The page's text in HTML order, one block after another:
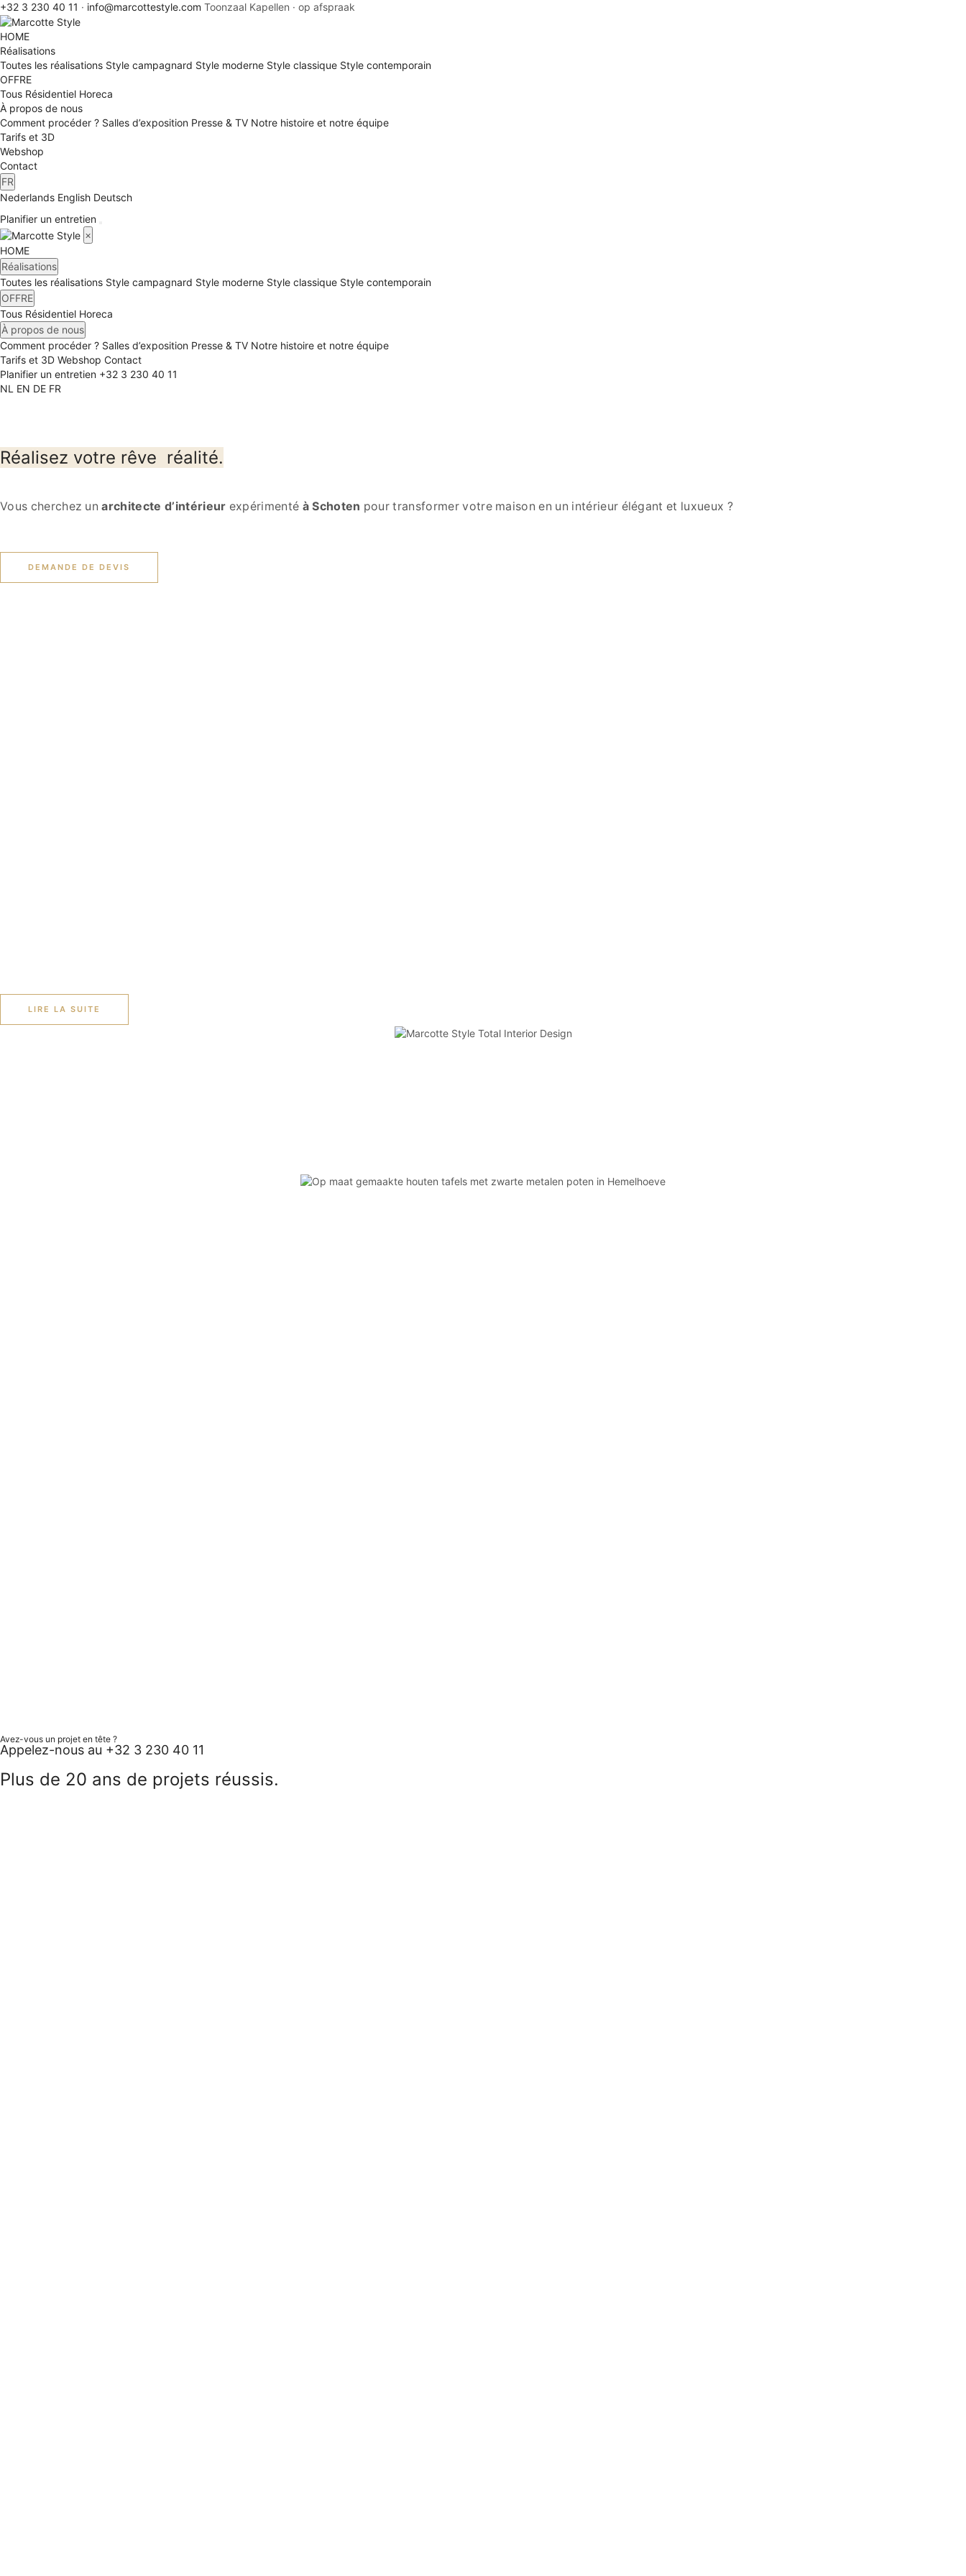
+32 3 230 40 11 · info@marcottestyle.com Toonzaal Kapellen · op afspraak
HOME
Réalisations
Toutes les réalisations Style campagnard Style moderne Style classique Style contemporain
OFFRE
Tous Résidentiel Horeca
À propos de nous
Comment procéder ? Salles d’exposition Presse & TV Notre histoire et notre équipe
Tarifs et 3D
Webshop
Contact
FR
Nederlands English Deutsch
Planifier un entretien
×
HOME
Réalisations
Toutes les réalisations Style campagnard Style moderne Style classique Style contemporain
OFFRE
Tous Résidentiel Horeca
À propos de nous
Comment procéder ? Salles d’exposition Presse & TV Notre histoire et notre équipe
Tarifs et 3D Webshop Contact
Planifier un entretien +32 3 230 40 11
NL EN DE FR
Réalisez votre rêve réalité.
Vous cherchez unarchitecte d’intérieur expérimenté à Schoten pour transformer votre maison en un intérieur élégant et luxueux ?
DEMANDE DE DEVIS
LIRE LA SUITE
Avez-vous un projet en tête ?
Appelez-nous au +32 3 230 40 11
Plus de 20 ans de projets réussis.